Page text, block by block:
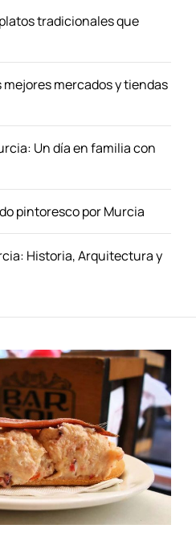
tradicionales que
mercados y tiendas
Un día en familia con
pintoresco por Murcia
Historia, Arquitectura y